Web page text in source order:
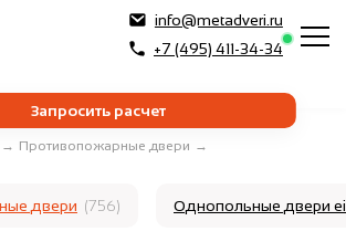
info@metadveri.ru
+7 (495) 411-34-34
Запросить расчет
→ Противопожарные двери →
двери (756) Однопольные двери